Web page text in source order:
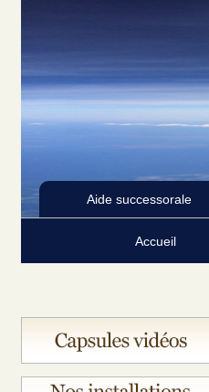
Aide successorale
Accueil